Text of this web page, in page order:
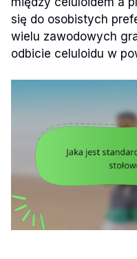
się do osobistych
wielu zawodowych
odbicie celuloidu w